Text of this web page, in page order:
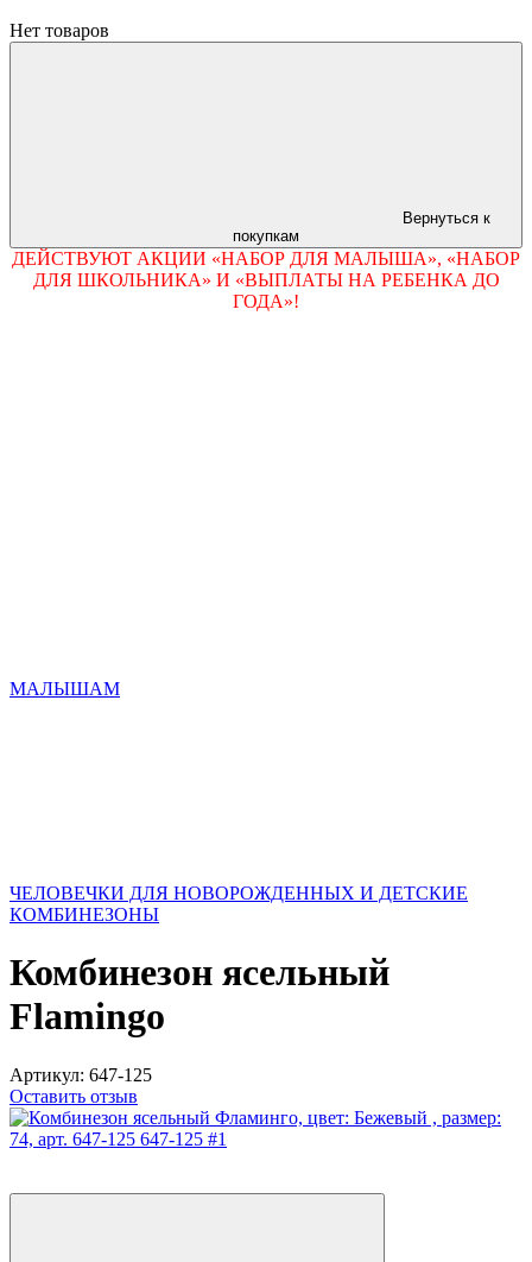
Нет товаров
Вернуться к
покупкам
ДЕЙСТВУЮТ АКЦИИ «НАБОР ДЛЯ МАЛЫША», «НАБОР
ДЛЯ ШКОЛЬНИКА» И «ВЫПЛАТЫ НА РЕБEНКА ДО
ГОДА»!
МАЛЫШАМ
ЧЕЛОВЕЧКИ ДЛЯ НОВОРОЖДЕННЫХ И ДЕТСКИЕ
КОМБИНЕЗОНЫ
Комбинезон ясельный
Flamingo
Артикул: 647-125
Оставить отзыв